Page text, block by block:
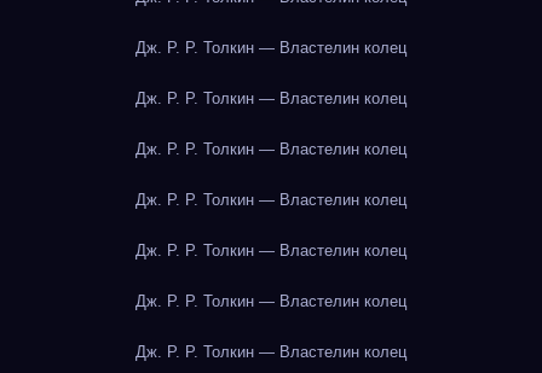
Дж. Р. Р. Толкин — Властелин колец
Дж. Р. Р. Толкин — Властелин колец
Дж. Р. Р. Толкин — Властелин колец
Дж. Р. Р. Толкин — Властелин колец
Дж. Р. Р. Толкин — Властелин колец
Дж. Р. Р. Толкин — Властелин колец
Дж. Р. Р. Толкин — Властелин колец